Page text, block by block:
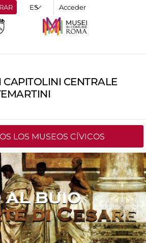
Acceder
CAPITOLINI CENTRALE
LOS MUSEOS CÍVICOS